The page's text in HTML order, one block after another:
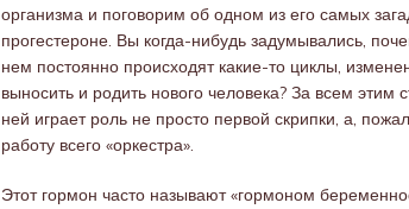
организма и поговорим об одном из его самых
прогестероне. Вы когда-нибудь задумывались,
нем постоянно происходят какие-то циклы,
выносить и родить нового человека? За всем
ней играет роль не просто первой скрипки, а,
работу всего «оркестра».
Этот гормон часто называют «гормоном